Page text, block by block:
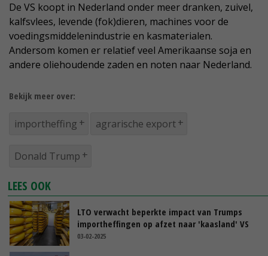
De VS koopt in Nederland onder meer dranken, zuivel,
kalfsvlees, levende (fok)dieren, machines voor de
voedingsmiddelenindustrie en kasmaterialen.
Andersom komen er relatief veel Amerikaanse soja en
andere oliehoudende zaden en noten naar Nederland.
Bekijk meer over:
importheffing agrarische export
Donald Trump
LEES OOK
LTO verwacht beperkte impact van Trumps
importheffingen op afzet naar 'kaasland' VS
03-02-2025